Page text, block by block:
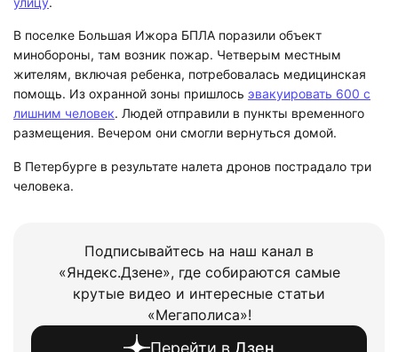
В поселке Большая Ижора БПЛА поразили объект
минобороны, там возник пожар. Четверым местным
жителям, включая ребенка, потребовалась медицинская
помощь. Из охранной зоны пришлось эвакуировать 600 с
лишним человек. Людей отправили в пункты временного
размещения. Вечером они смогли вернуться домой.
В Петербурге в результате налета дронов пострадало три
человека.
Подписывайтесь на наш канал в
«Яндекс.Дзене», где собираются самые
крутые видео и интересные статьи
«Мегаполиса»!
Перейти в Дзен